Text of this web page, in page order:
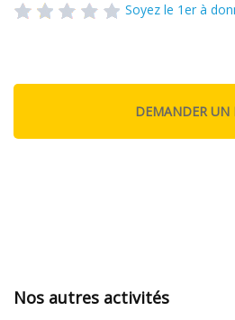
Soyez le 1er à
Nos autres activités